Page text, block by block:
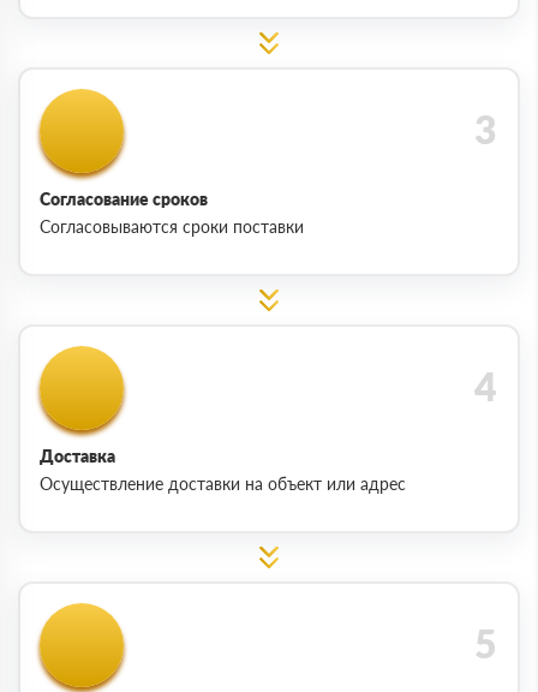
Согласование сроков
Согласовываются сроки поставки
Доставка
Осуществление доставки на объект или адрес